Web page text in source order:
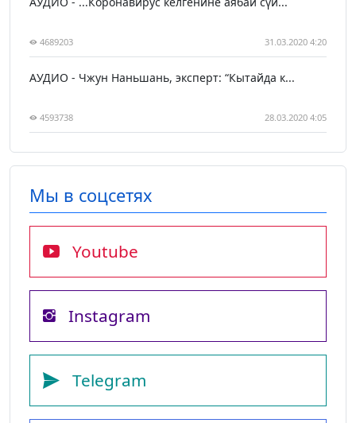
4689203 31.03.2020 4:20
АУДИО - Чжун Наньшань, эксперт: “Кытайда к...
4593738 28.03.2020 4:05
Мы в соцсетях
Youtube
Instagram
Telegram